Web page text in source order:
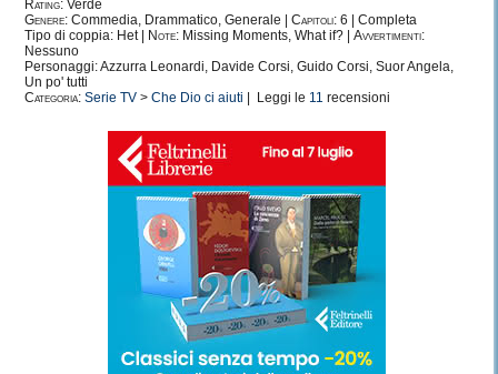
Rating: Verde
Genere: Commedia, Drammatico, Generale | Capitoli: 6 | Completa
Tipo di coppia: Het |
Note: Missing Moments, What if? | Avvertimenti:
Nessuno
Personaggi: Azzurra Leonardi, Davide Corsi, Guido Corsi, Suor Angela,
Un po' tutti
Categoria: Serie TV > Che Dio ci aiuti | Leggi le 11 recensioni